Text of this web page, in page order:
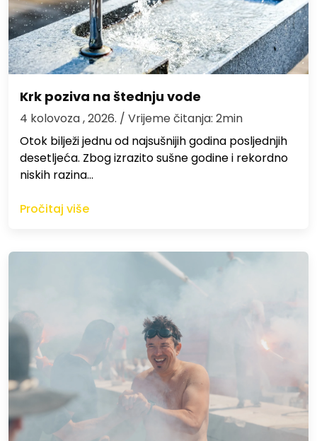
Krk poziva na štednju vode
4 kolovoza , 2026. / Vrijeme čitanja: 2min
Otok bilježi jednu od najsušnijih godina posljednjih
desetljeća. Zbog izrazito sušne godine i rekordno
niskih razina…
Pročitaj više